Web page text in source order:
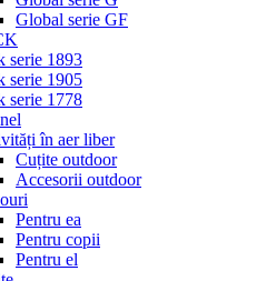
Global serie GF
serie 1893
serie 1905
serie 1778
în aer liber
Cuțite outdoor
Accesorii outdoor
Pentru ea
Pentru copii
Pentru el